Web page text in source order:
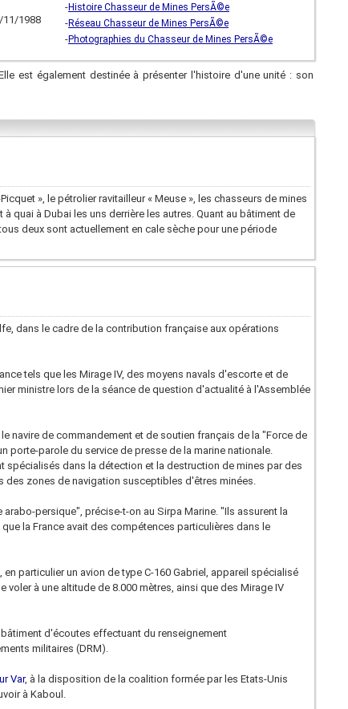
11/1988
-Histoire Chasseur de Mines PersÃ©e
-Réseau Chasseur de Mines PersÃ©e
-Photographies du Chasseur de Mines PersÃ©e
est également destinée à présenter l'histoire d'une unité : son
», le pétrolier ravitailleur « Meuse », les chasseurs de mines
quai à Dubai les uns derrière les autres. Quant au bâtiment de
deux sont actuellement en cale sèche pour une période
dans le cadre de la contribution française aux opérations
tels que les Mirage IV, des moyens navals d'escorte et de
ministre lors de la séance de question d'actualité à l'Assemblée
navire de commandement et de soutien français de la "Force de
porte-parole du service de presse de la marine nationale.
dans la détection et la destruction de mines par des
des zones de navigation susceptibles d'êtres minées.
persique", précise-t-on au Sirpa Marine. "Ils assurent la
la France avait des compétences particulières dans le
particulier un avion de type C-160 Gabriel, appareil spécialisé
à une altitude de 8.000 mètres, ainsi que des Mirage IV
bâtiment d'écoutes effectuant du renseignement
militaires (DRM).
Var, à la disposition de la coalition formée par les Etats-Unis
à Kaboul.